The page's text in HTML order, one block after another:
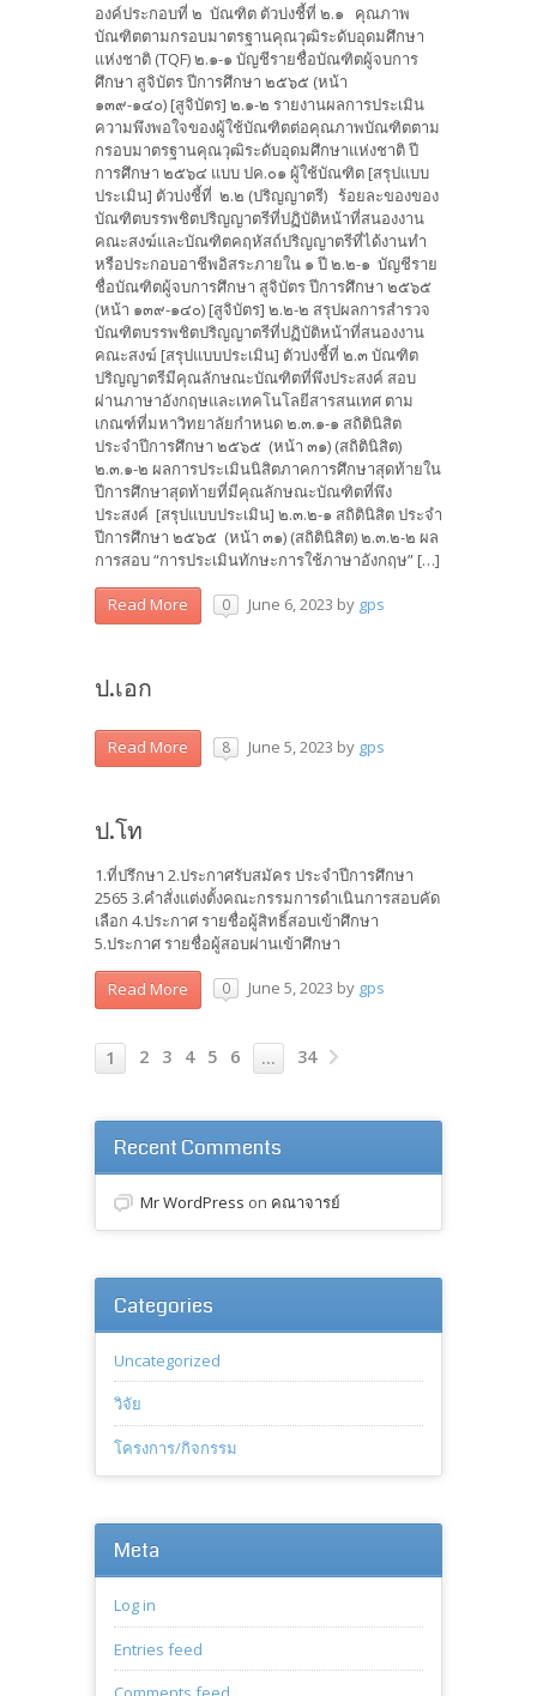
องค์ประกอบที่ ๒ บัณฑิต ตัวบ่งชี้ที่ ๒.๑ คุณภาพ
บัณฑิตตามกรอบมาตรฐานคุณวุฒิระดับอุดมศึกษา
แห่งชาติ (TQF) ๒.๑-๑ บัญชีรายชื่อบัณฑิตผู้จบการ
ศึกษา สูจิบัตร ปีการศึกษา ๒๕๖๕ (หน้า
๑๓๙-๑๔๐) [สูจิบัตร] ๒.๑-๒ รายงานผลการประเมิน
ความพึงพอใจของผู้ใช้บัณฑิตต่อคุณภาพบัณฑิตตาม
กรอบมาตรฐานคุณวุฒิระดับอุดมศึกษาแห่งชาติ ปี
การศึกษา ๒๕๖๔ แบบ ปค.๐๑ ผู้ใช้บัณฑิต [สรุปแบบ
ประเมิน] ตัวบ่งชี้ที่ ๒.๒ (ปริญญาตรี) ร้อยละของของ
บัณฑิตบรรพชิตปริญญาตรีที่ปฏิบัติหน้าที่สนองงาน
คณะสงฆ์และบัณฑิตคฤหัสถ์ปริญญาตรีที่ได้งานทำ
หรือประกอบอาชีพอิสระภายใน ๑ ปี ๒.๒-๑ บัญชีราย
ชื่อบัณฑิตผู้จบการศึกษา สูจิบัตร ปีการศึกษา ๒๕๖๕
(หน้า ๑๓๙-๑๔๐) [สูจิบัตร] ๒.๒-๒ สรุปผลการสำรวจ
บัณฑิตบรรพชิตปริญญาตรีที่ปฏิบัติหน้าที่สนองงาน
คณะสงฆ์ [สรุปแบบประเมิน] ตัวบ่งชี้ที่ ๒.๓ บัณฑิต
ปริญญาตรีมีคุณลักษณะบัณฑิตที่พึงประสงค์ สอบ
ผ่านภาษาอังกฤษและเทคโนโลยีสารสนเทศ ตาม
เกณฑ์ที่มหาวิทยาลัยกำหนด ๒.๓.๑-๑ สถิตินิสิต
ประจำปีการศึกษา ๒๕๖๕ (หน้า ๓๑) (สถิตินิสิต)
๒.๓.๑-๒ ผลการประเมินนิสิตภาคการศึกษาสุดท้ายใน
ปีการศึกษาสุดท้ายที่มีคุณลักษณะบัณฑิตที่พึง
ประสงค์ [สรุปแบบประเมิน] ๒.๓.๒-๑ สถิตินิสิต ประจำ
ปีการศึกษา ๒๕๖๕ (หน้า ๓๑) (สถิตินิสิต) ๒.๓.๒-๒ ผล
การสอบ “การประเมินทักษะการใช้ภาษาอังกฤษ” […]
Read More 0 June 6, 2023 by gps
ป.เอก
Read More 8 June 5, 2023 by gps
ป.โท
1.ที่ปรึกษา 2.ประกาศรับสมัคร ประจำปีการศึกษา
2565 3.คำสั่งแต่งตั้งคณะกรรมการดำเนินการสอบคัด
เลือก 4.ประกาศ รายชื่อผู้สิทธิ์สอบเข้าศึกษา
5.ประกาศ รายชื่อผู้สอบผ่านเข้าศึกษา
Read More 0 June 5, 2023 by gps
1 2 3 4 5 6 … 34
Recent Comments
Mr WordPress on คณาจารย์
Categories
Uncategorized
วิจัย
โครงการ/กิจกรรม
Meta
Log in
Entries feed